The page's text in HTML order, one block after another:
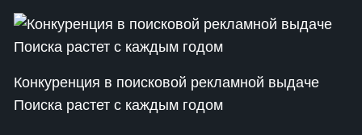
Конкуренция в поисковой рекламной выдаче
Поиска растет с каждым годом